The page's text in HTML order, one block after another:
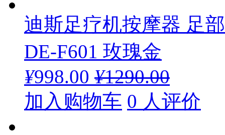
迪斯足疗机按摩器 足
DE-F601 玫瑰金
¥998.00 ¥1290.00
加入购物车 0 人评价